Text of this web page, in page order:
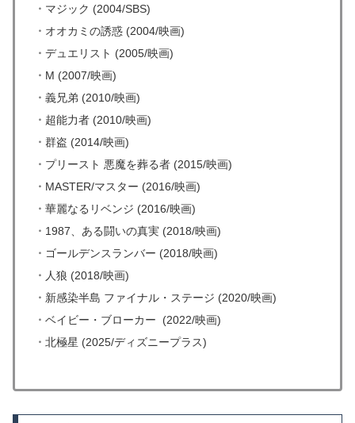
・ マジック (2004/SBS)
・ オオカミの誘惑 (2004/映画)
・ デュエリスト (2005/映画)
・ M (2007/映画)
・ 義兄弟 (2010/映画)
・ 超能力者 (2010/映画)
・ 群盗 (2014/映画)
・ プリースト 悪魔を葬る者 (2015/映画)
・ MASTER/マスター (2016/映画)
・ 華麗なるリベンジ (2016/映画)
・ 1987、ある闘いの真実 (2018/映画)
・ ゴールデンスランバー (2018/映画)
・ 人狼 (2018/映画)
・ 新感染半島 ファイナル・ステージ (2020/映画)
・ ベイビー・ブローカー (2022/映画)
・ 北極星 (2025/ディズニープラス)